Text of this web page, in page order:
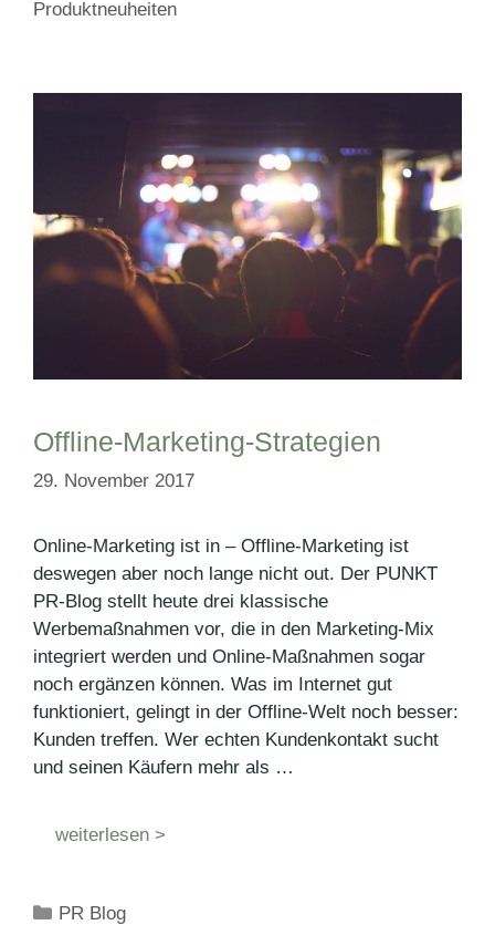
Produktneuheiten
Offline-Marketing-Strategien
29. November 2017
Online-Marketing ist in – Offline-Marketing ist
deswegen aber noch lange nicht out. Der PUNKT
PR-Blog stellt heute drei klassische
Werbemaßnahmen vor, die in den Marketing-Mix
integriert werden und Online-Maßnahmen sogar
noch ergänzen können. Was im Internet gut
funktioniert, gelingt in der Offline-Welt noch besser:
Kunden treffen. Wer echten Kundenkontakt sucht
und seinen Käufern mehr als …
weiterlesen >
Kategorien
PR Blog